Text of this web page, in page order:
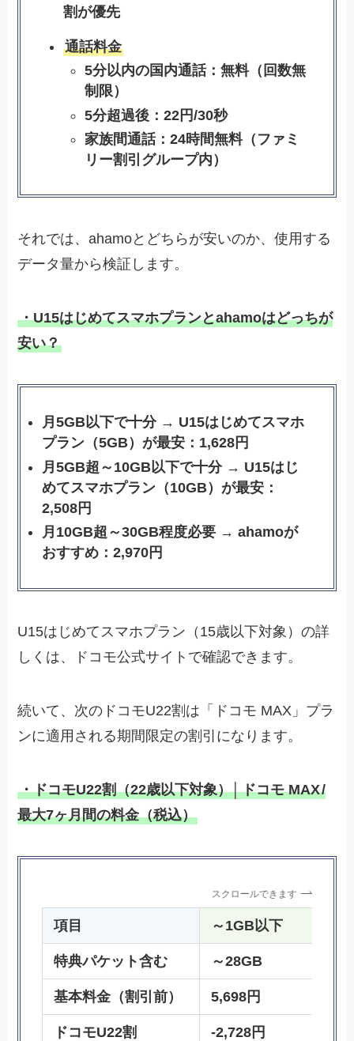
割が優先
通話料金
5分以内の国内通話：無料（回数無
制限）
5分超過後：22円/30秒
家族間通話：24時間無料（ファミ
リー割引グループ内）
それでは、ahamoとどちらが安いのか、使用する
データ量から検証します。
・U15はじめてスマホプランとahamoはどっちが
安い？
月5GB以下で十分 → U15はじめてスマホ
プラン（5GB）が最安：1,628円
月5GB超～10GB以下で十分 → U15はじ
めてスマホプラン（10GB）が最安：
2,508円
月10GB超～30GB程度必要 → ahamoが
おすすめ：2,970円
U15はじめてスマホプラン（15歳以下対象）の詳
しくは、ドコモ公式サイトで確認できます。
続いて、次のドコモU22割は「ドコモ MAX」プラ
ンに適用される期間限定の割引になります。
・ドコモU22割（22歳以下対象）│ドコモ MAX/
最大7ヶ月間の料金（税込）
スクロールできます
項目 ～1GB以下
特典パケット含む ～28GB
基本料金（割引前） 5,698円
ドコモU22割 -2,728円